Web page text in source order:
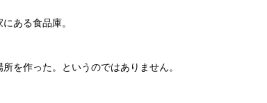
ある食品庫。
を作った。というのではありません。